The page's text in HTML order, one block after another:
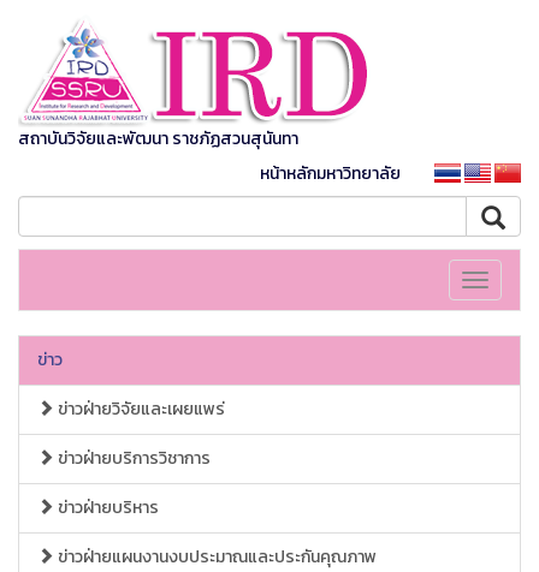
สถาบันวิจัยและพัฒนา ราชภัฏสวนสุนันทา
หน้าหลักมหาวิทยาลัย
Toggle
ข่าว
ข่าวฝ่ายวิจัยและเผยแพร่
ข่าวฝ่ายบริการวิชาการ
ข่าวฝ่ายบริหาร
ข่าวฝ่ายแผนงานงบประมาณและประกันคุณภาพ